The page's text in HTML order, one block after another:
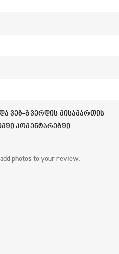
ვებ-გვერდის მისამართის
კომენტარებში
photos to your review.